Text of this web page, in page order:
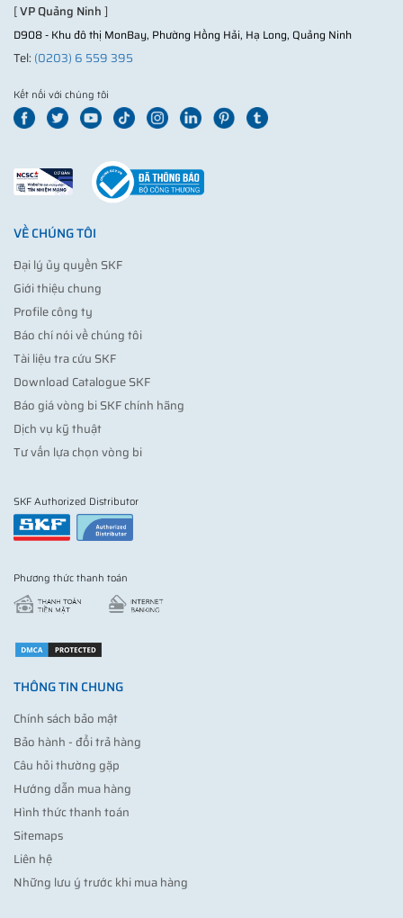
[VP Quảng Ninh]
D908 - Khu đô thị MonBay, Phường Hồng Hải, Hạ Long, Quảng Ninh
Tel: (0203) 6 559 395
Kết nối với chúng tôi
VỀ CHÚNG TÔI
Đại lý ủy quyền SKF
Giới thiệu chung
Profile công ty
Báo chí nói về chúng tôi
Tài liệu tra cứu SKF
Download Catalogue SKF
Báo giá vòng bi SKF chính hãng
Dịch vụ kỹ thuật
Tư vấn lựa chọn vòng bi
SKF Authorized Distributor
Phương thức thanh toán
THÔNG TIN CHUNG
Chính sách bảo mật
Bảo hành - đổi trả hàng
Câu hỏi thường gặp
Hướng dẫn mua hàng
Hình thức thanh toán
Sitemaps
Liên hệ
Những lưu ý trước khi mua hàng